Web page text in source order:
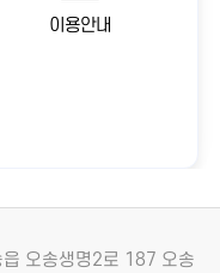
이용안내
오송생명2로 187 오송